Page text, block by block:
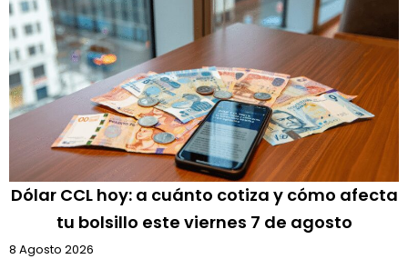
Dólar CCL hoy: a cuánto cotiza y cómo afecta
tu bolsillo este viernes 7 de agosto
8 Agosto 2026